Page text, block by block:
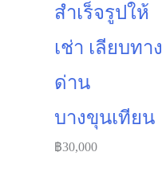
สำเร็จรูปให้
เช่า เลียบทาง
ด่าน
บางขุนเทียน
฿30,000